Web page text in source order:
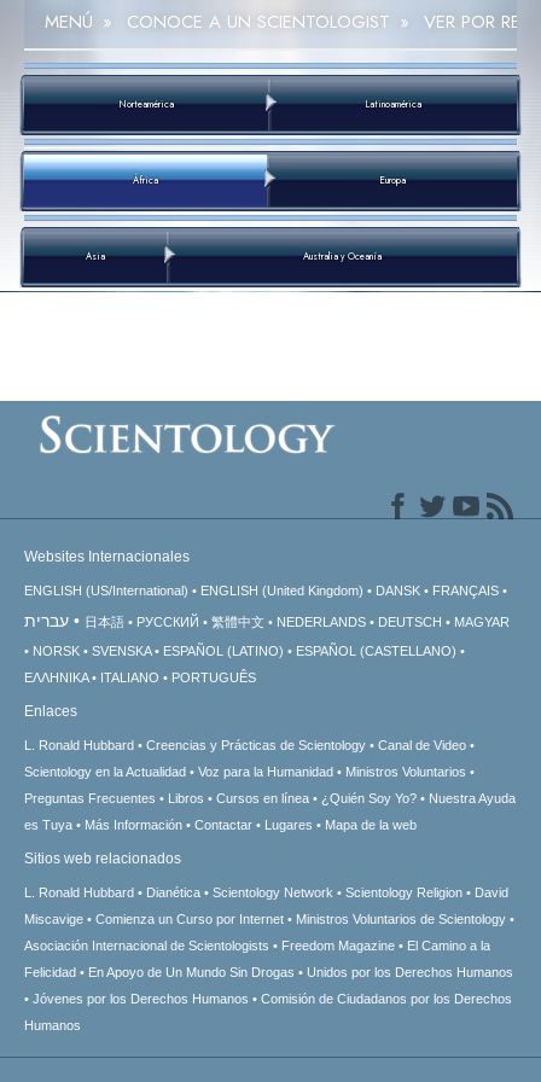
MENÚ » CONOCE A UN SCIENTOLOGIST » VER POR
Norteamérica Latinoamérica
África Europa
Asia Australia y Oceanía
Websites Internacionales
ENGLISH (US/International) ENGLISH (United Kingdom) DANSK FRANÇAIS
עברית 日本語 РУССКИЙ 繁體中文 NEDERLANDS DEUTSCH
MAGYAR
NORSK
SVENSKA ESPAÑOL (LATINO)
ESPAÑOL (CASTELLANO)
ΕΛΛΗΝΙΚA
ITALIANO PORTUGUÊS
Enlaces
L. Ronald Hubbard Creencias y Prácticas de Scientology
Canal de Video
Scientology en la Actualidad
Voz para la Humanidad
Ministros Voluntarios
Preguntas Frecuentes
Libros Cursos en línea ¿Quién Soy Yo?
Nuestra Ayuda
es Tuya
Más Información Contactar Lugares Mapa de la web
Sitios web relacionados
L. Ronald Hubbard Dianética Scientology Network Scientology Religion
David
Miscavige
Comienza un Curso por Internet
Ministros Voluntarios de Scientology
Asociación Internacional de Scientologists
Freedom Magazine
El Camino a la
Felicidad
En Apoyo de Un Mundo Sin Drogas
Unidos por los Derechos Humanos
Jóvenes por los Derechos Humanos
Comisión de Ciudadanos por los Derechos
Humanos